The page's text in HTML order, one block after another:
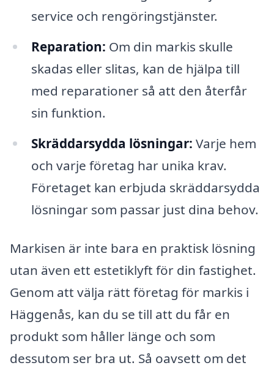
service och rengöringstjänster.
Reparation: Om din markis skulle
skadas eller slitas, kan de hjälpa till
med reparationer så att den återfår
sin funktion.
Skräddarsydda lösningar: Varje hem
och varje företag har unika krav.
Företaget kan erbjuda skräddarsydda
lösningar som passar just dina behov.
Markisen är inte bara en praktisk lösning
utan även ett estetiklyft för din fastighet.
Genom att välja rätt företag för markis i
Häggenås, kan du se till att du får en
produkt som håller länge och som
dessutom ser bra ut. Så oavsett om det